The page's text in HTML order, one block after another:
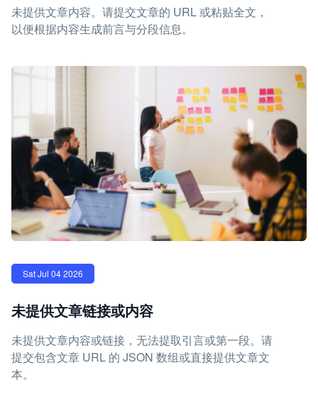
未提供文章内容。请提交文章的 URL 或粘贴全文，
以便根据内容生成前言与分段信息。
Sat Jul 04 2026
未提供文章链接或内容
未提供文章内容或链接，无法提取引言或第一段。请
提交包含文章 URL 的 JSON 数组或直接提供文章文
本。